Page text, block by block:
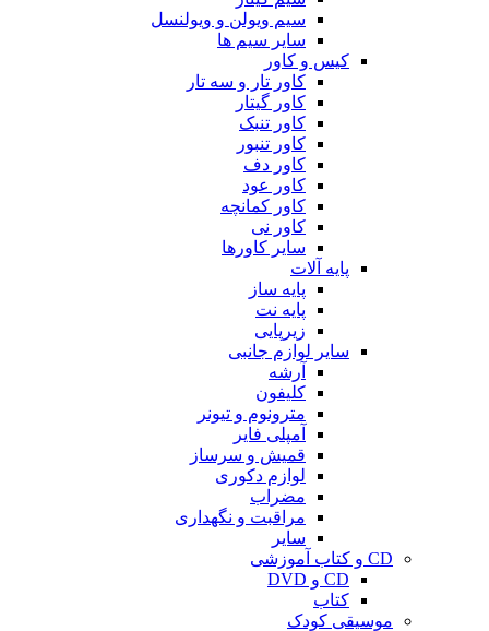
سیم ویولن و ویولنسل
سایر سیم ها
کیس و کاور
کاور تار و سه تار
کاور گیتار
کاور تنبک
کاور تنبور
کاور دف
کاور عود
کاور کمانچه
کاور نی
سایر کاورها
پایه آلات
پایه ساز
پایه نت
زیرپایی
سایر لوازم جانبی
آرشه
کلیفون
مترونوم و تیونر
آمپلی فایر
قمیش و سرساز
لوازم دکوری
مضراب
مراقبت و نگهداری
سایر
CD و کتاب آموزشی
CD و DVD
کتاب
موسیقی کودک